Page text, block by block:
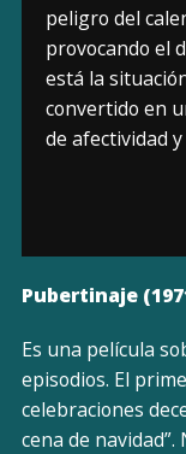
peligro del
provocando el
está la
convertido en
de afectividad
Pubertinaje
Es una película
episodios. El
celebraciones
cena de